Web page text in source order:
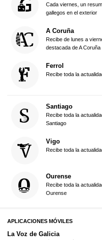
Cada viernes, un
gallegos en el exterior
A Coruña
Recibe de lunes a
destacada de A Coruña
Ferrol
Recibe toda la
Santiago
Recibe toda la
Santiago
Vigo
Recibe toda la
Ourense
Recibe toda la
Ourense
APLICACIONES MÓVILES
La Voz de Galicia